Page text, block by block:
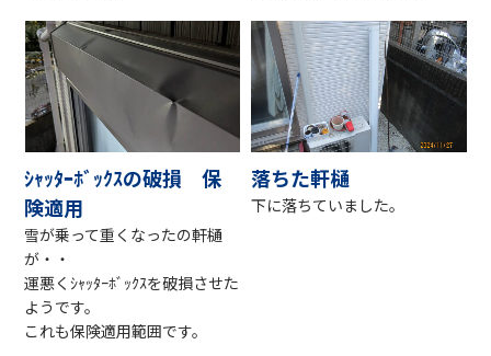
ｼｬｯﾀｰﾎﾞｯｸｽの破損 保
険適用
雪が乗って重くなったの軒樋
が・・
運悪くｼｬｯﾀｰﾎﾞｯｸｽを破損させた
ようです。
これも保険適用範囲です。
落ちた軒樋
下に落ちていました。